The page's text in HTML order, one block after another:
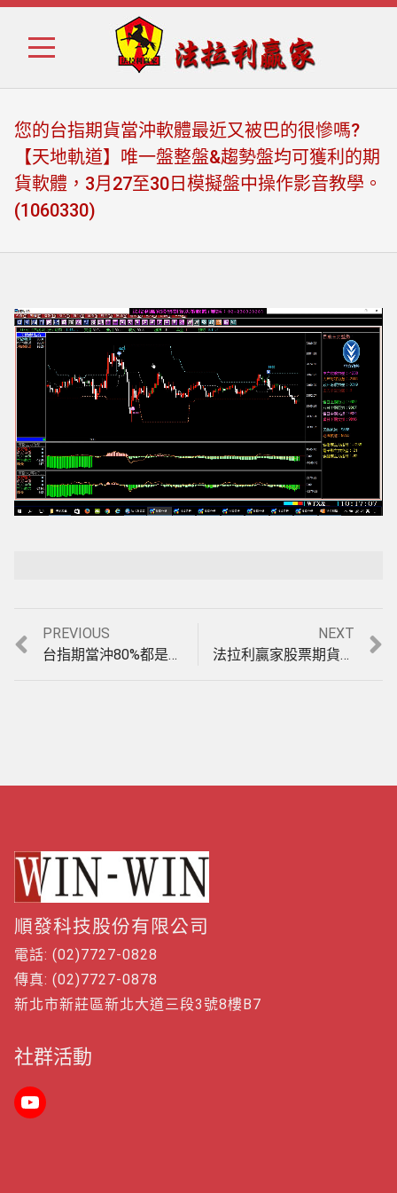
Skip
Skip
您的台指期貨當沖軟體最近又被巴的很慘嗎?
【天地軌道】唯一盤整盤&趨勢盤均可獲利的期
貨軟體，3月27至30日模擬盤中操作影音教學。
(1060330)
Loaded:
3.71%
Playback Rate
Unmute
文
PREVIOUS
Previous
post:
台指期當沖80%都是盤整盤，您的軟體碰到盤整盤就掛了嗎?唯一盤整盤&趨勢盤均可操作的期貨分析軟體，3月20至24日模擬盤中操作影音教學。(1060324)
NEXT
post:
法拉利贏家股票期貨軟體，新增【台期指天地波段指標】介紹及操作使用影音教學。(1060407)
順發科技股份有限公司
電話: (02)7727-0828
傳真: (02)7727-0878
新北市新莊區新北大道三段3號8樓B7
社群活動